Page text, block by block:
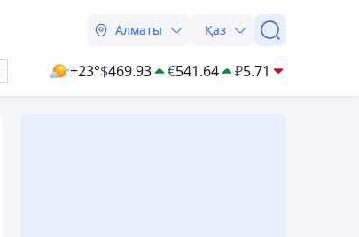
Алматы Қаз
+23°$469.93 €541.64 ₽5.71